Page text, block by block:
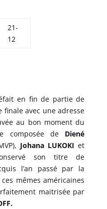
21-
12
en fin de partie de
finale avec une adresse
au bon moment du
composée de Diené
Johana LUKOKI et
son titre de
l’an passé par la
mêmes américaines
maitrisée par